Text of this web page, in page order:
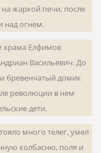
жаркой печи, после
над огнем.
Елфимов
Васильевич. До
бревенчатый домик
революции в нем
дети.
много телег, умел
колбасню, поля и